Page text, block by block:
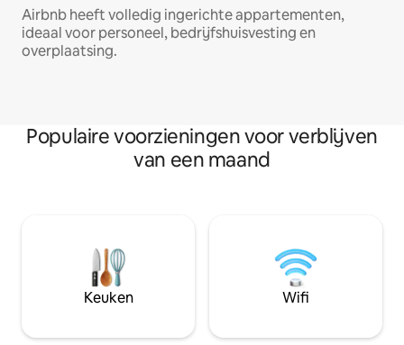
Airbnb heeft volledig ingerichte appartementen,
ideaal voor personeel, bedrijfshuisvesting en
overplaatsing.
Populaire voorzieningen voor verblijven
van een maand
Keuken Wifi